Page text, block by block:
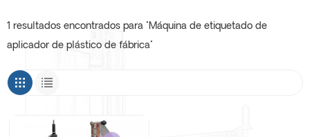
1 resultados encontrados para "Máquina de etiquetado de
aplicador de plástico de fábrica"